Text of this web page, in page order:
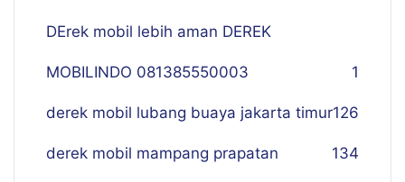
DErek mobil lebih aman DEREK
MOBILINDO 081385550003 1
derek mobil lubang buaya jakarta timur126
derek mobil mampang prapatan 134